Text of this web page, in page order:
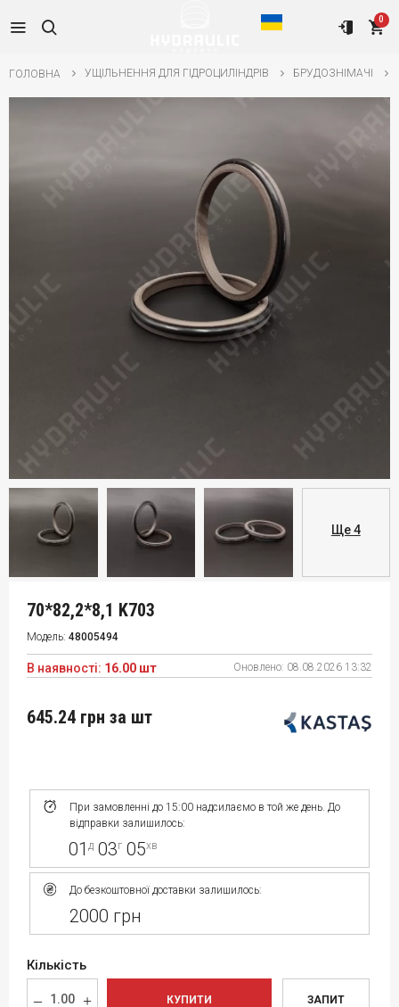
0
ГОЛОВНА УЩІЛЬНЕННЯ ДЛЯ ГІДРОЦИЛІНДРІВ БРУДОЗНІМАЧІ
Ще 4
70*82,2*8,1 K703
Модель: 48005494
В наявності: 16.00 шт Оновлено: 08.08.2026 13:32
При замовленні до 15:00 надсилаємо в той же день. До
відправки залишилось:
01д 03г 05хв
До безкоштовної доставки залишилось:
2000 грн
645.24 грн за шт
Кількість
КУПИТИ ЗАПИТ